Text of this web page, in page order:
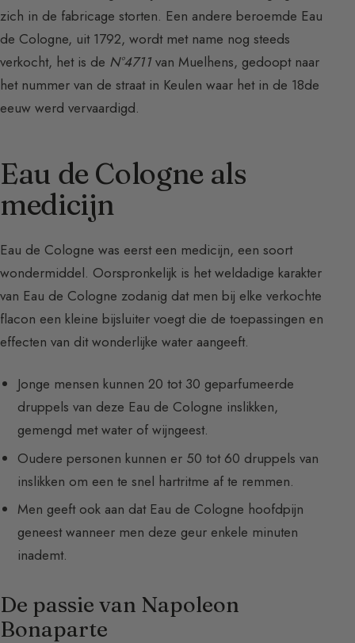
zich in de fabricage storten. Een andere beroemde Eau
de Cologne, uit 1792, wordt met name nog steeds
verkocht, het is de N°4711van Muelhens, gedoopt naar
het nummer van de straat in Keulen waar het in de 18de
eeuw werd vervaardigd.
Eau de Cologne als
medicijn
Eau de Cologne was eerst een medicijn, een soort
wondermiddel. Oorspronkelijk is het weldadige karakter
van Eau de Cologne zodanig dat men bij elke verkochte
flacon een kleine bijsluiter voegt die de toepassingen en
effecten van dit wonderlijke water aangeeft.
Jonge mensen kunnen 20 tot 30 geparfumeerde
druppels van deze Eau de Cologne inslikken,
gemengd met water of wijngeest.
Oudere personen kunnen er 50 tot 60 druppels van
inslikken om een te snel hartritme af te remmen.
Men geeft ook aan dat Eau de Cologne hoofdpijn
geneest wanneer men deze geur enkele minuten
inademt.
De passie van Napoleon
Bonaparte